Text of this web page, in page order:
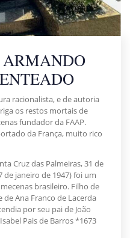
racionalista, e de autoria
os restos mortais de
fundador da FAAP.
da França, muito rico
Cruz das Palmeiras, 31 de
janeiro de 1947) foi um
brasileiro. Filho de
Ana Franco de Lacerda
por seu pai de João
Pais de Barros *1673